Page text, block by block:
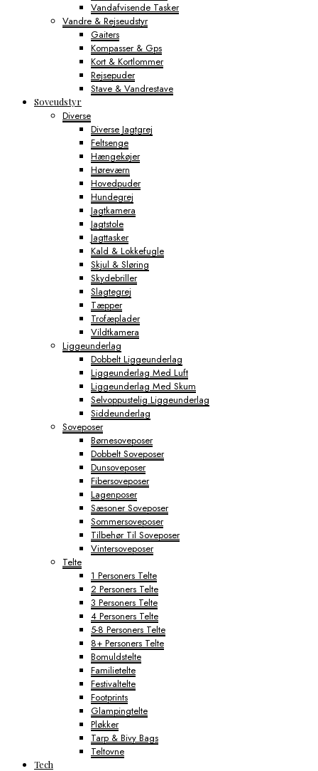
Vandafvisende Tasker
Vandre & Rejseudstyr
Gaiters
Kompasser & Gps
Kort & Kortlommer
Rejsepuder
Stave & Vandrestave
Soveudstyr
Diverse
Diverse Jagtgrej
Feltsenge
Hængekøjer
Høreværn
Hovedpuder
Hundegrej
Jagtkamera
Jagtstole
Jagttasker
Kald & Lokkefugle
Skjul & Sløring
Skydebriller
Slagtegrej
Tæpper
Trofæplader
Vildtkamera
Liggeunderlag
Dobbelt Liggeunderlag
Liggeunderlag Med Luft
Liggeunderlag Med Skum
Selvoppustelig Liggeunderlag
Siddeunderlag
Soveposer
Børnesoveposer
Dobbelt Soveposer
Dunsoveposer
Fibersoveposer
Lagenposer
Sæsoner Soveposer
Sommersoveposer
Tilbehør Til Soveposer
Vintersoveposer
Telte
1 Personers Telte
2 Personers Telte
3 Personers Telte
4 Personers Telte
5-8 Personers Telte
8+ Personers Telte
Bomuldstelte
Familietelte
Festivaltelte
Footprints
Glampingtelte
Pløkker
Tarp & Bivy Bags
Teltovne
Tech